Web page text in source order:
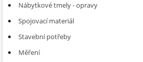
Nábytkové tmely - opravy
Spojovací materiál
Stavební potřeby
Měření